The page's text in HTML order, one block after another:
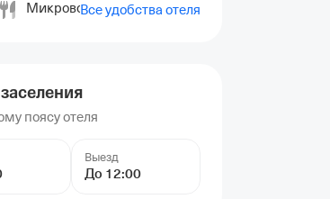
Микроволновка Пеший туризм
Все удобства отеля
поясу отеля
Выезд
До 12:00